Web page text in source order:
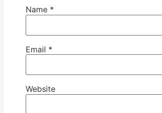
Name *
Email *
Website